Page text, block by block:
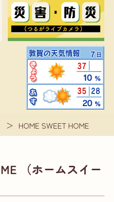
＞ HOME SWEET HOME
（ホームスイー